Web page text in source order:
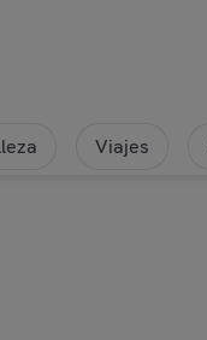
Viajes